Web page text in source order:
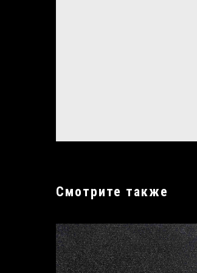
Смотрите также